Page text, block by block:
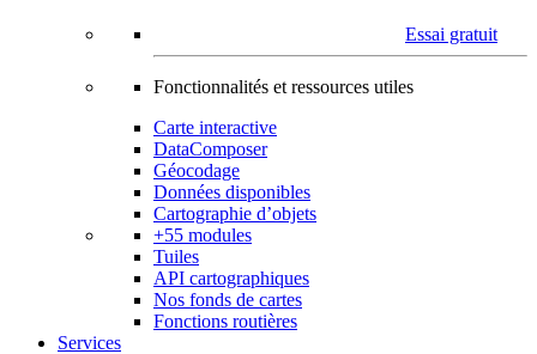
Essai gratuit
Fonctionnalités et ressources utiles
Carte interactive
DataComposer
Géocodage
Données disponibles
Cartographie d’objets
+55 modules
Tuiles
API cartographiques
Nos fonds de cartes
Fonctions routières
Services